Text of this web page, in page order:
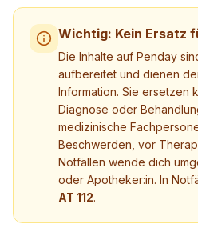
Wichtig: Kein Ersatz
Die Inhalte auf Penday
aufbereitet und dienen
Information. Sie ersetzen
Diagnose oder
medizinische
Beschwerden, vor
Notfällen wende dich
oder Apotheker:in. In
AT 112.